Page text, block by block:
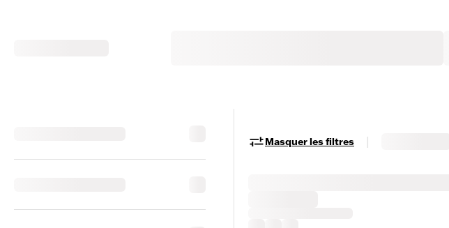
Masquer les filtres